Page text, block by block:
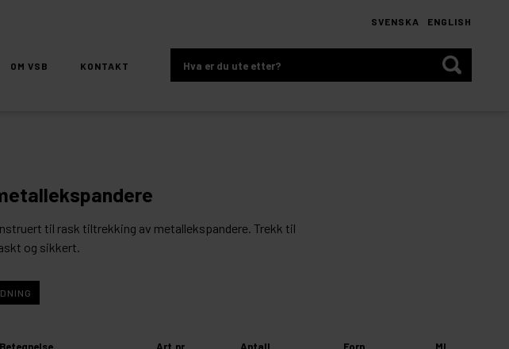
OM VSB KONTAKT
du
SVENSKA ENGLISH
til rask tiltrekking av metallekspandere. Trekk til
og sikkert.